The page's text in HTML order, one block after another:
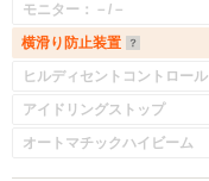
モニター：－/－
横滑り防止装置
ヒルディセントコントロール
アイドリングストップ
オートマチックハイビーム